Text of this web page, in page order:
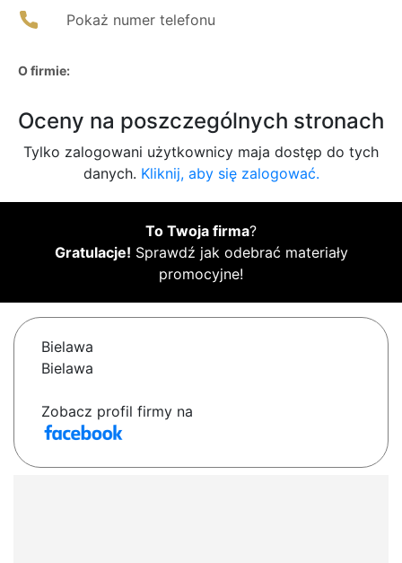
Pokaż numer telefonu
O firmie:
Oceny na poszczególnych stronach
Tylko zalogowani użytkownicy maja dostęp do tych
danych. Kliknij, aby się zalogować.
To Twoja firma?
Gratulacje! Sprawdź jak odebrać materiały
promocyjne!
Bielawa
Bielawa
Zobacz profil firmy na